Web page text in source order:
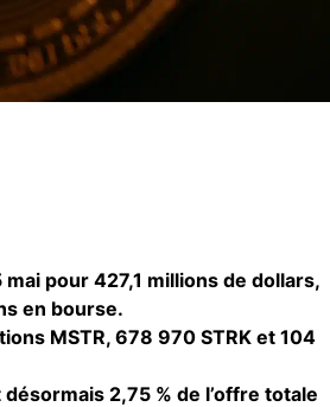
pour 427,1 millions de dollars,
en bourse.
MSTR, 678 970 STRK et 104
2,75 % de l’offre totale